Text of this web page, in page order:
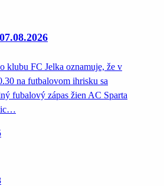
klubu FC Jelka oznamuje, že v
na futbalovom ihrisku sa
fubalový zápas žien AC Sparta